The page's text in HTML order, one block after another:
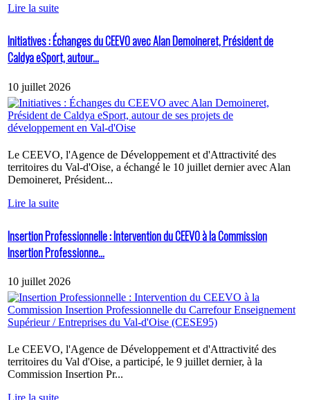
Lire la suite
Initiatives : Échanges du CEEVO avec Alan Demoineret, Président de
Caldya eSport, autour...
10 juillet 2026
Le CEEVO, l'Agence de Développement et d'Attractivité des
territoires du Val-d'Oise, a échangé le 10 juillet dernier avec Alan
Demoineret, Président...
Lire la suite
Insertion Professionnelle : Intervention du CEEVO à la Commission
Insertion Professionne...
10 juillet 2026
Le CEEVO, l'Agence de Développement et d'Attractivité des
territoires du Val d'Oise, a participé, le 9 juillet dernier, à la
Commission Insertion Pr...